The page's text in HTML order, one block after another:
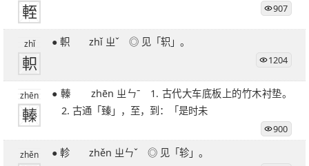
輊 907
zhǐ
軹
● 軹 zhǐ ㄓˇ ◎ 见「轵」。
1204
zhēn
轃
● 轃 zhēn ㄓㄣˉ 1. 古代大车底板上的竹木衬垫。
2. 古通「臻」，至，到：「是时未
900
zhěn ● 軫 zhěn ㄓㄣˇ ◎ 见「轸」。